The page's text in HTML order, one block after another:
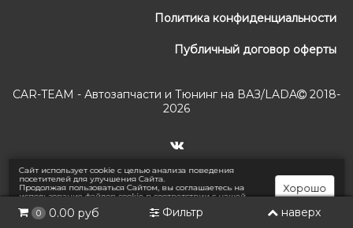
Политика конфиденциальности
Публичный договор оферты
CAR-TEAM - Автозапчасти и Тюнинг на ВАЗ/LADA
2018-
2026
0 0.00 руб Фильтр наверх
Сайт использует cookie с целью анализа поведения
посетителей для улучшения Сайта.
Продолжая пользоваться Сайтом, вы соглашаетесь на
использование файлов cookie в соответствии с нашей
Политикой конфиденциальности
Хорошо